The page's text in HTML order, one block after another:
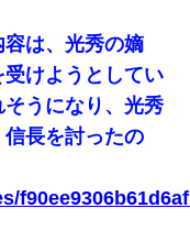
は、光秀の嫡
けようとしてい
うになり、光秀
長を討ったの